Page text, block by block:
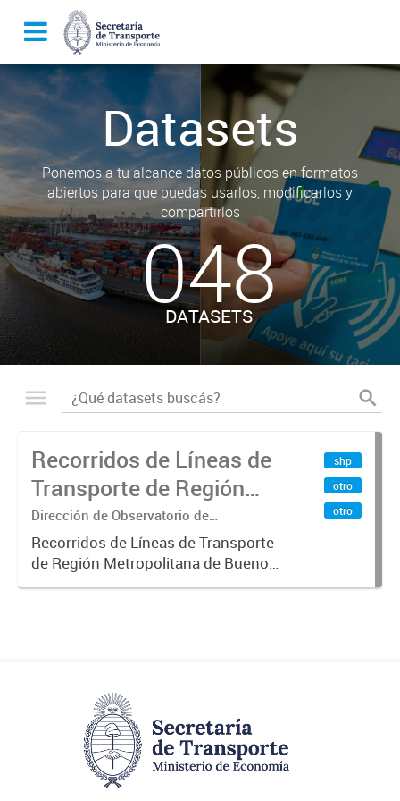
Datasets
Ponemos a tu alcance datos públicos en formatos
abiertos para que puedas usarlos, modificarlos y
compartirlos
048
DATASETS
Recorridos de Líneas de
Transporte de Región
Metropolitana de
Buenos Aires (RMBA)
Dirección de Observatorio de
Transporte, Estudio y Sistemas
Recorridos de Líneas de Transporte
de Región Metropolitana de Buenos
Aires (RMBA).-
shp
otro
otro